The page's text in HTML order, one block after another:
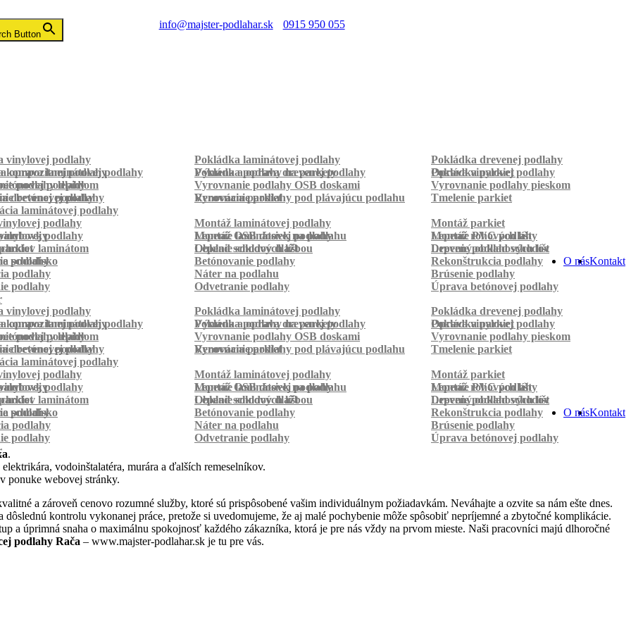
info@majster-podlahar.sk
0915 950 055
Button
vinylovej podlahy Pokládka laminátovej podlahy
Pokládka drevenej podlahy
kompozitnej podlahy Pokládka podlahy na parkety Pokládka parkiet
oprava laminátovej podlahy Výmena a oprava drevenej podlahy
Oprava vinylovej podlahy
podlahy
podlahy lepidlom Vyrovnanie podlahy OSB doskami
Vyrovnanie podlahy pieskom
betónovej podlahy Vyrovnanie podlahy pod plávajúcu podlahu
drevenej podlahy Renovácia parkiet
Tmelenie parkiet
laminátovej podlahy
podlahy Montáž laminátovej podlahy
Montáž parkiet
Montáž OSB dosiek na podlahu
Montáž rohových líšt
podlahy Lepenie laminátovej podlahy
Lepenie PVC podlahy
Lepenie soklových líšt Lepenie podlahových líšt
laminátom Obklad schodov dlažbou
Drevený obklad schodov
schodisko
podlahy Betónovanie podlahy
Rekonštrukcia podlahy
podlahy Náter na podlahu
Brúsenie podlahy
podlahy Odvetranie podlahy
Úprava betónovej podlahy
Kontakt
O nás
vinylovej podlahy Pokládka laminátovej podlahy
Pokládka drevenej podlahy
kompozitnej podlahy Pokládka podlahy na parkety Pokládka parkiet
oprava laminátovej podlahy Výmena a oprava drevenej podlahy
Oprava vinylovej podlahy
podlahy
podlahy lepidlom Vyrovnanie podlahy OSB doskami
Vyrovnanie podlahy pieskom
betónovej podlahy Vyrovnanie podlahy pod plávajúcu podlahu
drevenej podlahy Renovácia parkiet
Tmelenie parkiet
laminátovej podlahy
podlahy Montáž laminátovej podlahy
Montáž parkiet
Montáž OSB dosiek na podlahu
Montáž rohových líšt
podlahy Lepenie laminátovej podlahy
Lepenie PVC podlahy
Lepenie soklových líšt Lepenie podlahových líšt
laminátom Obklad schodov dlažbou
Drevený obklad schodov
schodisko
podlahy Betónovanie podlahy
Rekonštrukcia podlahy
podlahy Náter na podlahu
Brúsenie podlahy
podlahy Odvetranie podlahy
Úprava betónovej podlahy
Kontakt
O nás
.
vodoinštalatéra, murára a ďalších remeselníkov.
ponuke webovej stránky.
a zároveň cenovo rozumné služby, ktoré sú prispôsobené vašim individuálnym požiadavkám. Neváhajte a ozvite sa nám ešte dnes.
kontrolu vykonanej práce, pretože si uvedomujeme, že aj malé pochybenie môže spôsobiť nepríjemné a zbytočné komplikácie.
a úprimná snaha o maximálnu spokojnosť každého zákazníka, ktorá je pre nás vždy na prvom mieste. Naši pracovníci majú dlhoročné
podlahy Rača – www.majster-podlahar.sk je tu pre vás.